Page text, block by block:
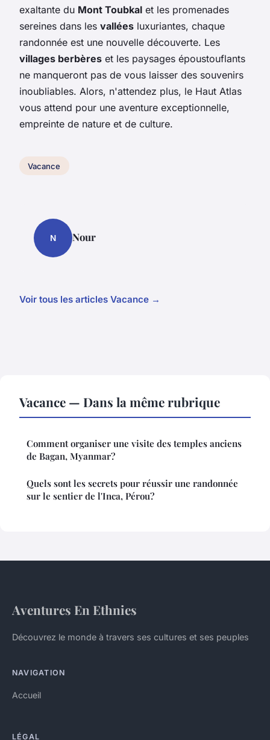
exaltante du Mont Toubkal et les promenades
sereines dans les vallées luxuriantes, chaque
randonnée est une nouvelle découverte. Les
villages berbères et les paysages époustouflants
ne manqueront pas de vous laisser des souvenirs
inoubliables. Alors, n'attendez plus, le Haut Atlas
vous attend pour une aventure exceptionnelle,
empreinte de nature et de culture.
Vacance
N Nour
Voir tous les articles Vacance →
Vacance — Dans la même rubrique
Comment organiser une visite des temples anciens
de Bagan, Myanmar?
Quels sont les secrets pour réussir une randonnée
sur le sentier de l'Inca, Pérou?
Aventures En Ethnies
Découvrez le monde à travers ses cultures et ses peuples
NAVIGATION
Accueil
LÉGAL